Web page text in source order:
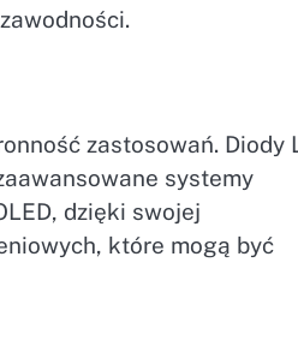
zastosowań. Diody
systemy
dzięki swojej
które mogą być